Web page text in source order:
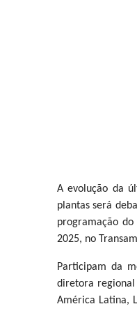
A evolução da
plantas será
programação
2025, no
Participam da
diretora regional
América Latina,